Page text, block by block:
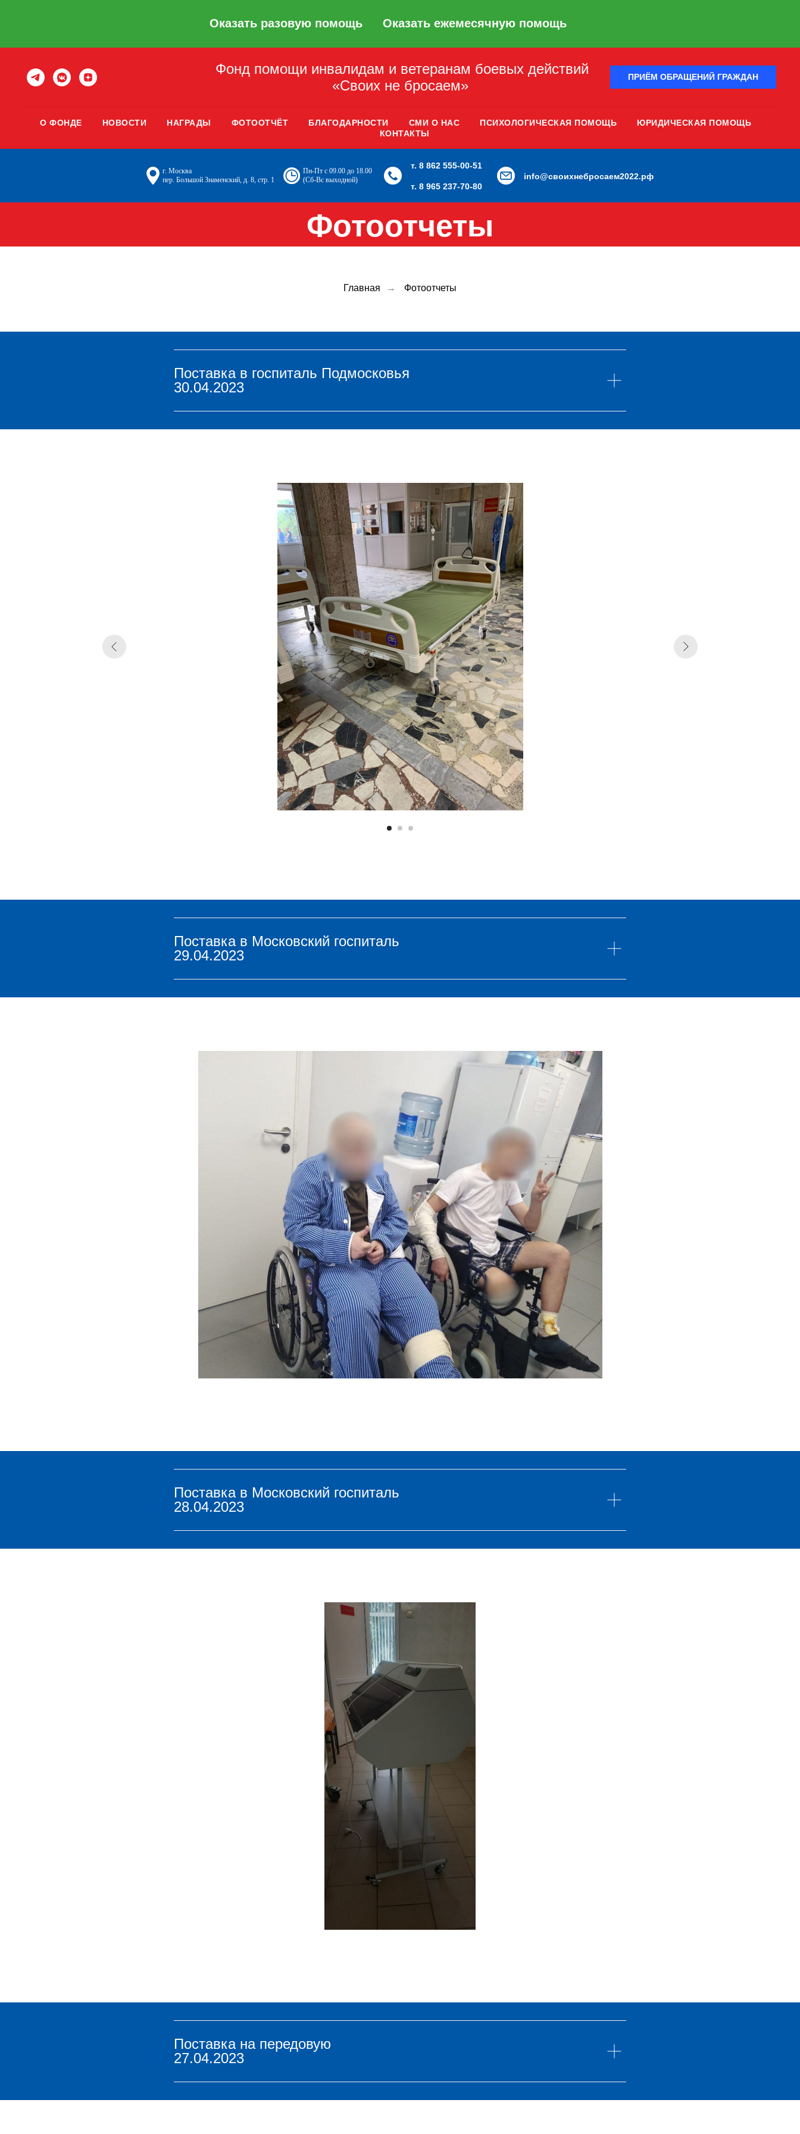
Оказать разовую помощь Оказать ежемесячную помощь
Фонд помощи инвалидам и ветеранам боевых действий
«Своих не бросаем»
ПРИЁМ ОБРАЩЕНИЙ ГРАЖДАН
О ФОНДЕ НОВОСТИ НАГРАДЫ ФОТООТЧЁТ БЛАГОДАРНОСТИ СМИ О НАС ПСИХОЛОГИЧЕСКАЯ ПОМОЩЬ
ЮРИДИЧЕСКАЯ ПОМОЩЬ
КОНТАКТЫ
г. Москва
пер. Большой Знаменский, д. 8, стр. 1
Пн-Пт с 09.00 до 18.00
(Сб-Вс выходной)
т. 8 862 555-00-51
т. 8 965 237-70-80
info@своихнебросаем2022.рф
Фотоотчеты
Главная → Фотоотчеты
Поставка в госпиталь Подмосковья
30.04.2023
Поставка в Московский госпиталь
29.04.2023
Поставка в Московский госпиталь
28.04.2023
Поставка на передовую
27.04.2023